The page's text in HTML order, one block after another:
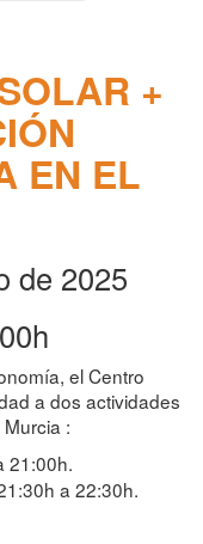
+
EN EL
de 2025
el Centro
a dos actividades
:
21:00h.
a 22:30h.